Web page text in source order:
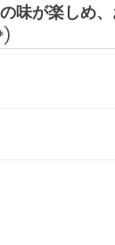
味が楽しめ、